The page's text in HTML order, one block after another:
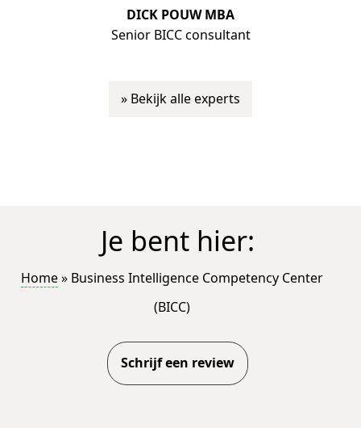
DICK POUW MBA
Senior BICC consultant
» Bekijk alle experts
Je bent hier:
Home»Business Intelligence Competency Center
(BICC)
Schrijf een review